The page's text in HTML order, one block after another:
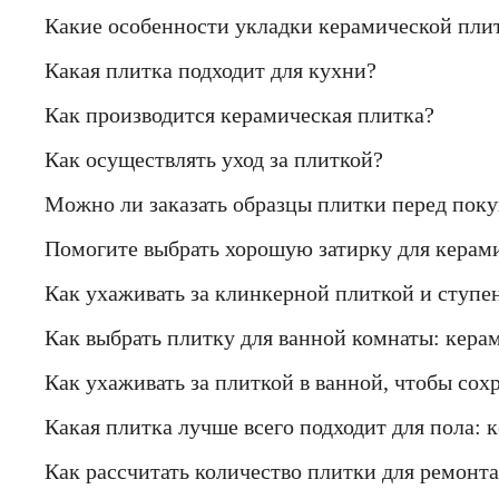
Какие особенности укладки керамической
Какая плитка подходит для кухни?
Как производится керамическая плитка?
Как осуществлять уход за плиткой?
Можно ли заказать образцы плитки перед
Помогите выбрать хорошую затирку для
Как ухаживать за клинкерной плиткой и
Как выбрать плитку для ванной комнаты:
Как ухаживать за плиткой в ванной, чтобы
Какая плитка лучше всего подходит для пола:
Как рассчитать количество плитки для